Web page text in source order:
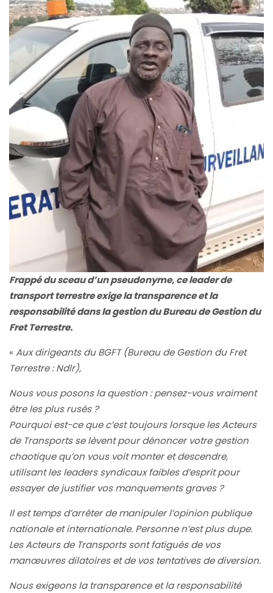
Frappé du sceau d’un pseudonyme, ce leader de
transport terrestre exige la transparence et la
responsabilité dans la gestion du Bureau de Gestion du
Fret Terrestre.
« Aux dirigeants du BGFT (Bureau de Gestion du Fret
Terrestre : Ndlr),
Nous vous posons la question : pensez-vous vraiment
être les plus rusés ?
Pourquoi est-ce que c’est toujours lorsque les Acteurs
de Transports se lèvent pour dénoncer votre gestion
chaotique qu’on vous voit monter et descendre,
utilisant les leaders syndicaux faibles d’esprit pour
essayer de justifier vos manquements graves ?
Il est temps d’arrêter de manipuler l’opinion publique
nationale et internationale. Personne n’est plus dupe.
Les Acteurs de Transports sont fatigués de vos
manœuvres dilatoires et de vos tentatives de diversion.
Nous exigeons la transparence et la responsabilité